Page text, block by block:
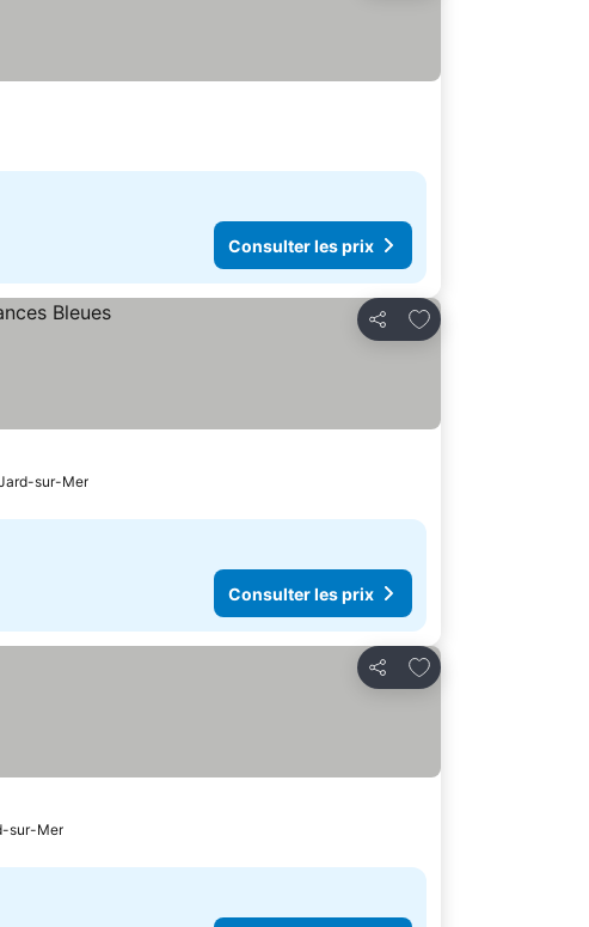
Consulter les prix
Partager
Ajouter à mes favoris
sur-Mer
Consulter les prix
Partager
Ajouter à mes favoris
sur-Mer